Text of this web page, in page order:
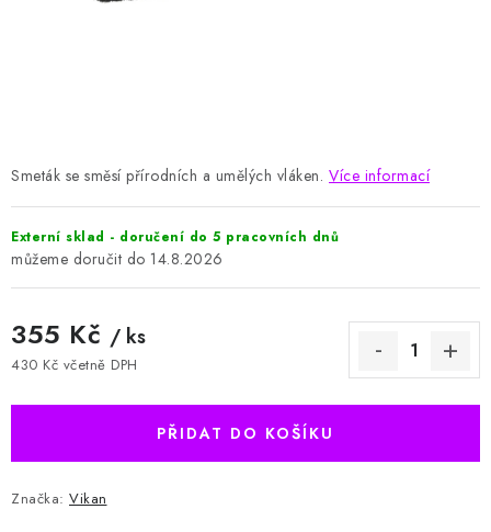
Smeták se směsí přírodních a umělých vláken. Více informací
Externí sklad - doručení do 5 pracovních dnů
14.8.2026
355 Kč / ks
430 Kč včetně DPH
PŘIDAT DO KOŠÍKU
Značka: Vikan